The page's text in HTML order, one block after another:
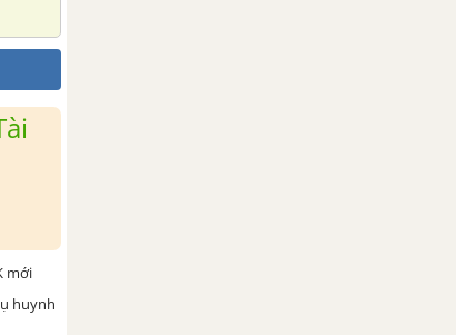
mới
huynh